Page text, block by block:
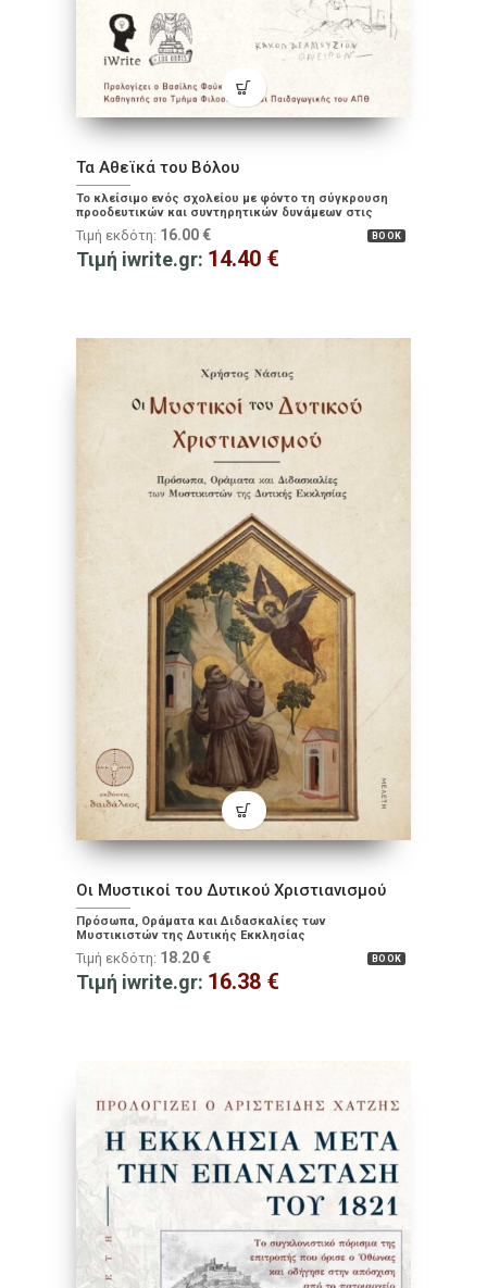
Τα Αθεϊκά του Βόλου
Το κλείσιμο ενός σχολείου με φόντο τη σύγκρουση
προοδευτικών και συντηρητικών δυνάμεων στις
αρχές του 20ού αιώνα
BOOK
Τιμή εκδότη: 16.00 €
Τιμή iwrite.gr: 14.40 €
Οι Μυστικοί του Δυτικού Χριστιανισμού
Πρόσωπα, Οράματα και Διδασκαλίες των
Μυστικιστών της Δυτικής Εκκλησίας
BOOK
Τιμή εκδότη: 18.20 €
Τιμή iwrite.gr: 16.38 €